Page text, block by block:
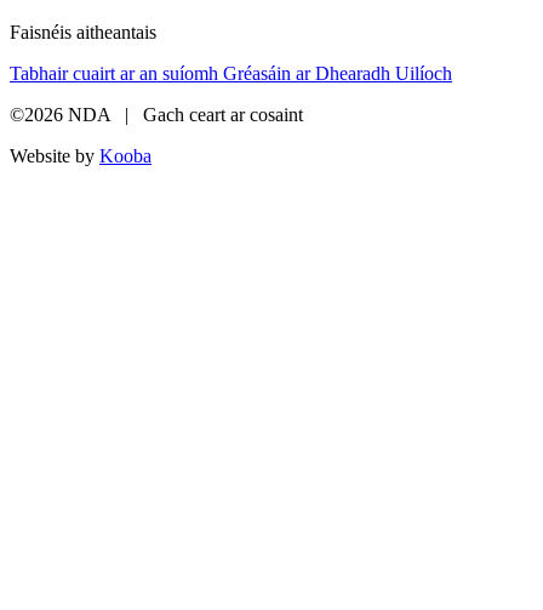
Faisnéis aitheantais
Tabhair cuairt ar an suíomh Gréasáin ar Dhearadh Uilíoch
©2026 NDA | Gach ceart ar cosaint
Website by Kooba